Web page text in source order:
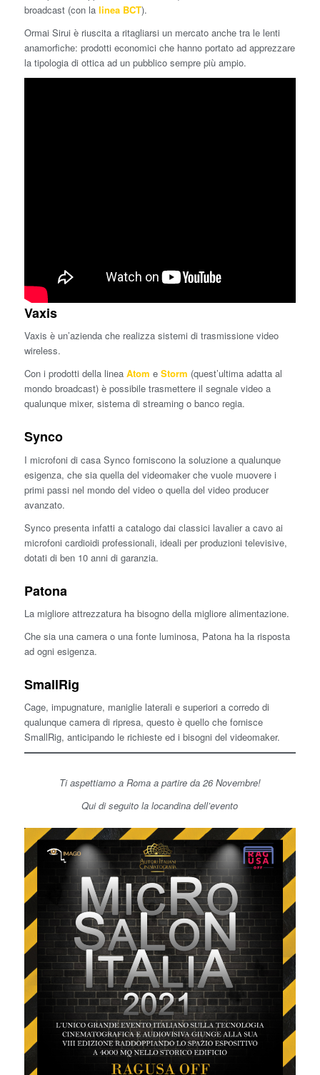
broadcast (con lalinea BCT).
Ormai Sirui è riuscita a ritagliarsi un mercato anche tra le lenti
anamorfiche: prodotti economici che hanno portato ad apprezzare
la tipologia di ottica ad un pubblico sempre più ampio.
Vaxis
Vaxis è un’azienda che realizza sistemi di trasmissione video
wireless.
Con i prodotti della linea Atom eStorm (quest’ultima adatta al
mondo broadcast) è possibile trasmettere il segnale video a
qualunque mixer, sistema di streaming o banco regia.
Synco
I microfoni di casa Synco forniscono la soluzione a qualunque
esigenza, che sia quella del videomaker che vuole muovere i
primi passi nel mondo del video o quella del video producer
avanzato.
Synco presenta infatti a catalogo dai classici lavalier a cavo ai
microfoni cardioidi professionali, ideali per produzioni televisive,
dotati di ben 10 anni di garanzia.
Patona
La migliore attrezzatura ha bisogno della migliore alimentazione.
Che sia una camera o una fonte luminosa, Patona ha la risposta
ad ogni esigenza.
SmallRig
Cage, impugnature, maniglie laterali e superiori a corredo di
qualunque camera di ripresa, questo è quello che fornisce
SmallRig, anticipando le richieste ed i bisogni del videomaker.
Ti aspettiamo a Roma a partire da 26 Novembre!
Qui di seguito la locandina dell’evento